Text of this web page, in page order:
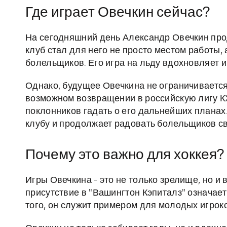
Где играет Овечкин сейчас?
На сегодняшний день Александр Овечкин
клуб стал для него не просто местом
болельщиков. Его игра на льду вдохновляет
Однако, будущее Овечкина не
возможном возвращении в российскую лигу
поклонников гадать о его дальнейших
клубу и продолжает радовать болельщиков
Почему это важно для хоккея?
Игры Овечкина - это не только зрелище, но и
присутствие в "Вашингтон Кэпиталз"
того, он служит примером для молодых